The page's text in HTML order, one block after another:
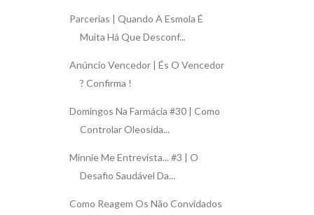
Parcerias | Quando A Esmola É
Muita Há Que Desconf...
Anúncio Vencedor | És O Vencedor
? Confirma !
Domingos Na Farmácia #30 | Como
Controlar Oleosida...
Minnie Me Entrevista... #3 | O
Desafio Saudável Da...
Como Reagem Os Não Convidados